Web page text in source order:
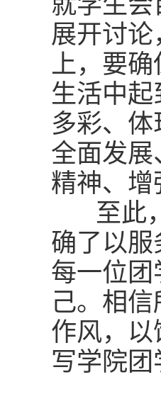
展开讨
上，要
生活中
多彩、
全面发
精神、
至此，
确了以
每一位
己。相
作风，
写学院